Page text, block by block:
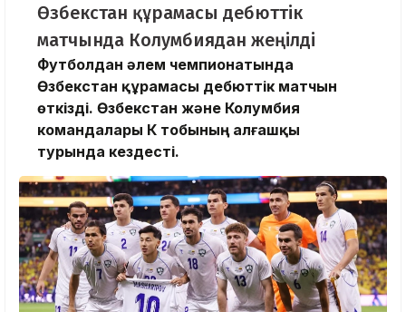
Өзбекстан құрамасы дебюттік
матчында Колумбиядан жеңілді
Футболдан әлем чемпионатында
Өзбекстан құрамасы дебюттік матчын
өткізді. Өзбекстан және Колумбия
командалары К тобының алғашқы
турында кездесті.